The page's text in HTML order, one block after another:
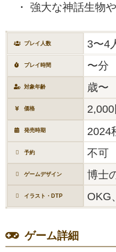
強大な神話生物
プレイ人数 3〜4
プレイ時間 〜分
対象年齢 歳〜
価格 2,000
発売時期 2024
予約 不可
ゲームデザイン 博士
イラスト・DTP OKG
ゲーム詳細